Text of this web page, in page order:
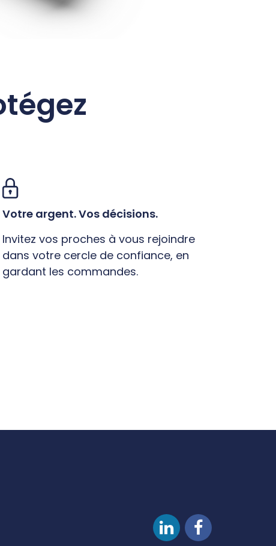
Votre argent. Vos décisions.
Invitez vos proches à vous rejoindre
dans votre cercle de confiance, en
gardant les commandes.